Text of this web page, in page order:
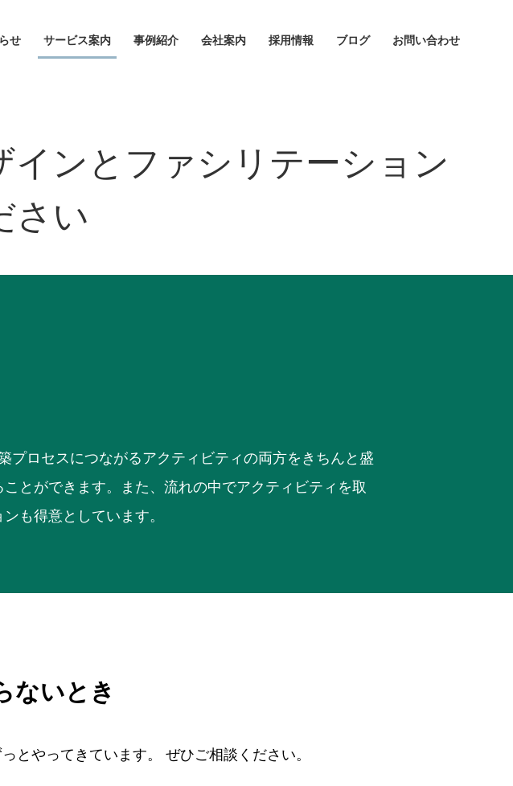
せ サービス案内 事例紹介 会社案内 採用情報 ブログ お問い合わせ
ンとファシリテーション
さい
ロセスにつながるアクティビティの両方をきちんと盛
とができます。また、流れの中でアクティビティを取
も得意としています。
ないとき
とやってきています。 ぜひご相談ください。